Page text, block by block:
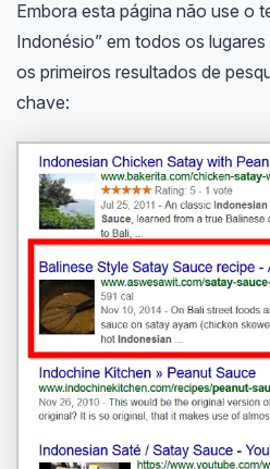
Embora esta página não use o
Indonésio” em todos os
os primeiros resultados de
chave: